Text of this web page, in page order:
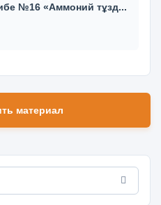
№16 «Аммоний тұзд...
материал